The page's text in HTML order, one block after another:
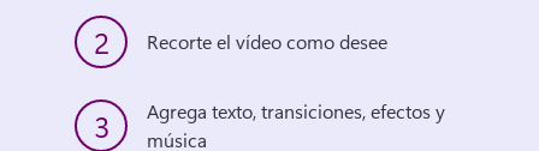
2 Recorte el vídeo como desee
3
Agrega texto, transiciones, efectos y
música